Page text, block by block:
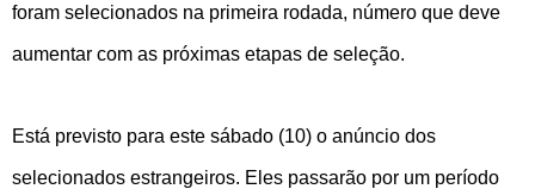
foram selecionados na primeira rodada, número que deve
aumentar com as próximas etapas de seleção.
Está previsto para este sábado (10) o anúncio dos
selecionados estrangeiros. Eles passarão por um período